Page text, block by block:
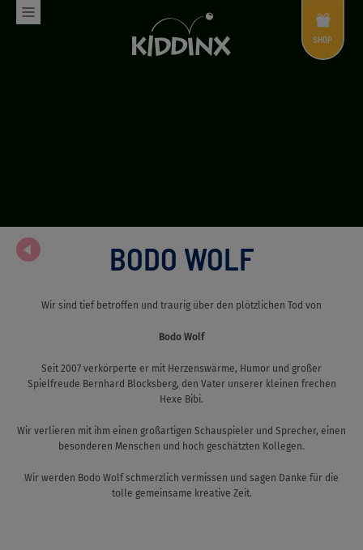
Shop
Menü
SHOP
BODO WOLF
Wir sind tief betroffen und traurig über den plötzlichen Tod von
Bodo Wolf
Seit 2007 verkörperte er mit Herzenswärme, Humor und großer
Spielfreude Bernhard Blocksberg, den Vater unserer kleinen frechen
Hexe Bibi.
Wir verlieren mit ihm einen großartigen Schauspieler und Sprecher, einen
besonderen Menschen und hoch geschätzten Kollegen.
Wir werden Bodo Wolf schmerzlich vermissen und sagen Danke für die
tolle gemeinsame kreative Zeit.